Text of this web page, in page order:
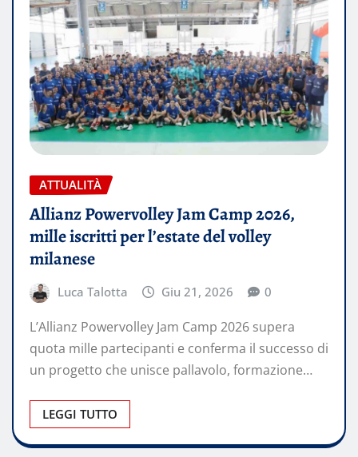
ATTUALITÀ
Allianz Powervolley Jam Camp 2026,
mille iscritti per l’estate del volley
milanese
Luca Talotta Giu 21, 2026 0
L’Allianz Powervolley Jam Camp 2026 supera
quota mille partecipanti e conferma il successo di
un progetto che unisce pallavolo, formazione…
LEGGI TUTTO